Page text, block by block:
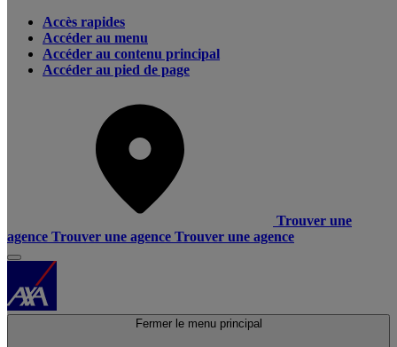
Accès rapides
Accéder au menu
Accéder au contenu principal
Accéder au pied de page
Trouver une
agence Trouver une agence Trouver une agence
Fermer le menu principal